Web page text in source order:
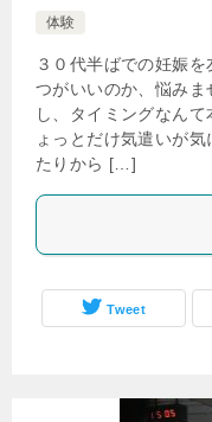
体験
３０代半ばでの妊娠
つがいいのか、悩み
し、タイミングなん
ょっとだけ気遣いが
たりから […]
Tweet